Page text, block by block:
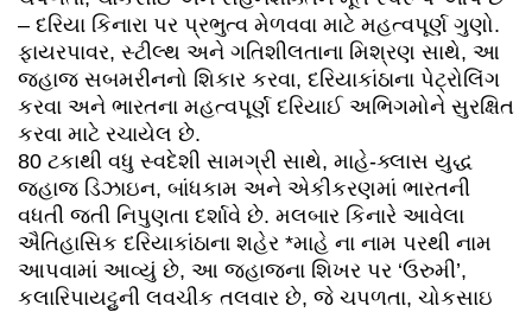
– દરિયા કિનારા પર પ્રભુત્વ મેળવવા માટે મહત્વપૂર્ણ ગુણો.
ફાયરપાવર, સ્ટીલ્થ અને ગતિશીલતાના મિશ્રણ સાથે, આ
જહાજ સબમરીનનો શિકાર કરવા, દરિયાકાંઠાના પેટ્રોલિંગ
કરવા અને ભારતના મહત્વપૂર્ણ દરિયાઈ અભિગમોને સુરક્ષિત
કરવા માટે રચાયેલ છે.
80 ટકાથી વધુ સ્વદેશી સામગ્રી સાથે, માહે-ક્લાસ યુદ્ધ
જહાજ ડિઝાઇન, બાંધકામ અને એકીકરણમાં ભારતની
વધતી જતી નિપુણતા દર્શાવે છે. મલબાર કિનારે આવેલા
ઐતિહાસિક દરિયાકાંઠાના શહેર *માહે ના નામ પરથી નામ
આપવામાં આવ્યું છે, આ જહાજના શિખર પર ‘ઉરુમી’,
કલારિપાયટ્ટુની લવચીક તલવાર છે, જે ચપળતા, ચોકસાઇ